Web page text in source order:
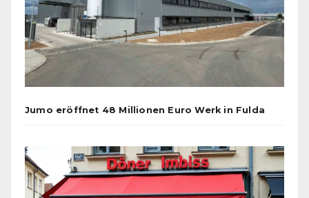
Jumo eröffnet 48 Millionen Euro Werk in Fulda